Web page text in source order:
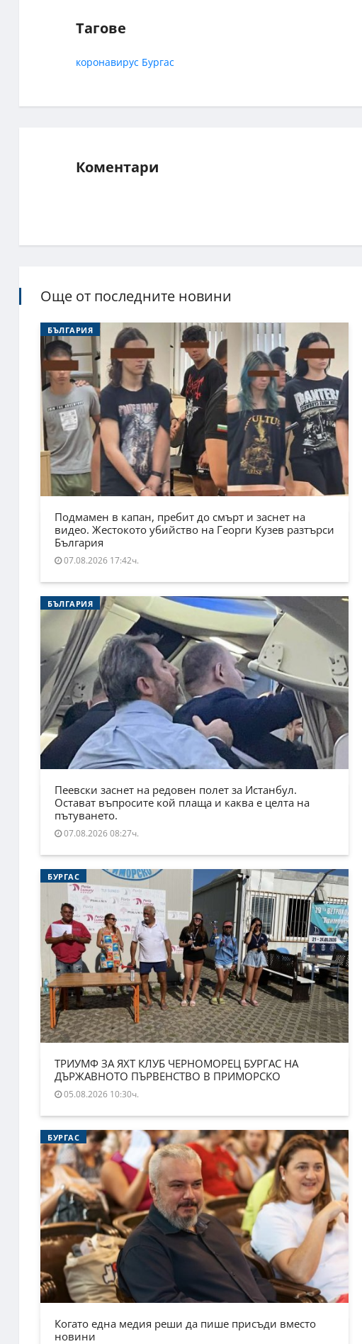
Тагове
коронавирус Бургас
Коментари
Още от последните новини
БЪЛГАРИЯ
Подмамен в капан, пребит до смърт и заснет на
видео. Жестокото убийство на Георги Кузев разтърси
България
07.08.2026 17:42ч.
БЪЛГАРИЯ
Пеевски заснет на редовен полет за Истанбул.
Остават въпросите кой плаща и каква е целта на
пътуването.
07.08.2026 08:27ч.
БУРГАС
ТРИУМФ ЗА ЯХТ КЛУБ ЧЕРНОМОРЕЦ БУРГАС НА
ДЪРЖАВНОТО ПЪРВЕНСТВО В ПРИМОРСКО
05.08.2026 10:30ч.
БУРГАС
Когато една медия реши да пише присъди вместо
новини